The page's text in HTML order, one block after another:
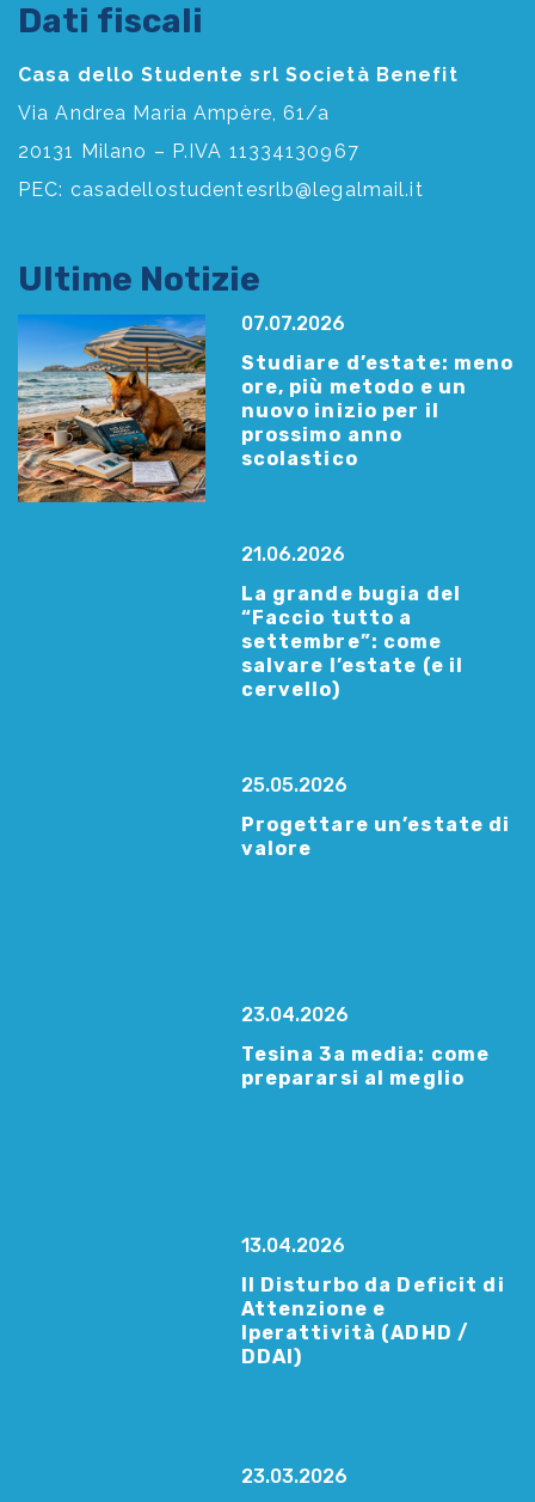
Dati fiscali
Casa dello Studente srl Società Benefit
Via Andrea Maria Ampère, 61/a
20131 Milano – P.IVA 11334130967
PEC: casadellostudentesrlb@legalmail.it
Ultime Notizie
07.07.2026
Studiare d’estate: meno
ore, più metodo e un
nuovo inizio per il
prossimo anno
scolastico
21.06.2026
La grande bugia del
“Faccio tutto a
settembre”: come
salvare l’estate (e il
cervello)
25.05.2026
Progettare un’estate di
valore
23.04.2026
Tesina 3a media: come
prepararsi al meglio
13.04.2026
Il Disturbo da Deficit di
Attenzione e
Iperattività (ADHD /
DDAI)
23.03.2026